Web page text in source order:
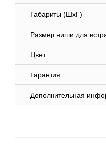
Габариты (ШхГ)
Размер ниши для
Цвет
Гарантия
Дополнительная